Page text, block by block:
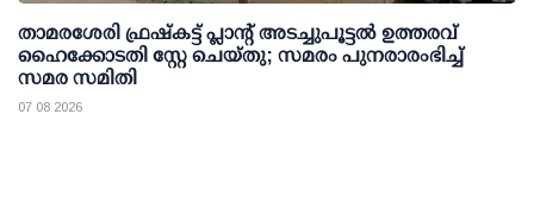
താമരശേരി ഫ്രഷ്കട്ട് പ്ലാന്റ് അടച്ചുപൂട്ടൽ ഉത്തരവ്
ഹൈക്കോടതി സ്റ്റേ ചെയ്തു; സമരം പുനരാരംഭിച്ച്
സമര സമിതി
07 08 2026